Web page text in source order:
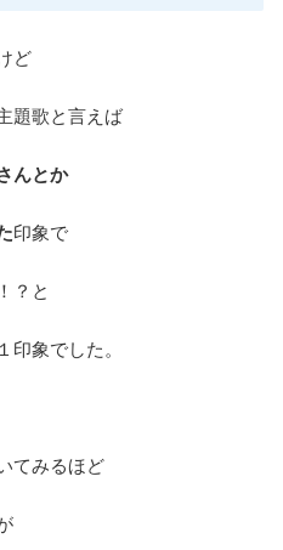
ど
題歌と言えば
んとか
印象で
？と
印象でした。
てみるほど